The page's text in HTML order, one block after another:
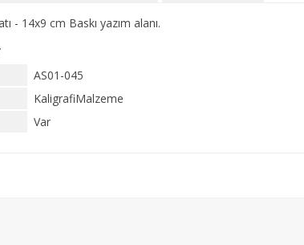
- 14x9 cm Baskı yazım alanı.
AS01-045
KaligrafiMalzeme
Var